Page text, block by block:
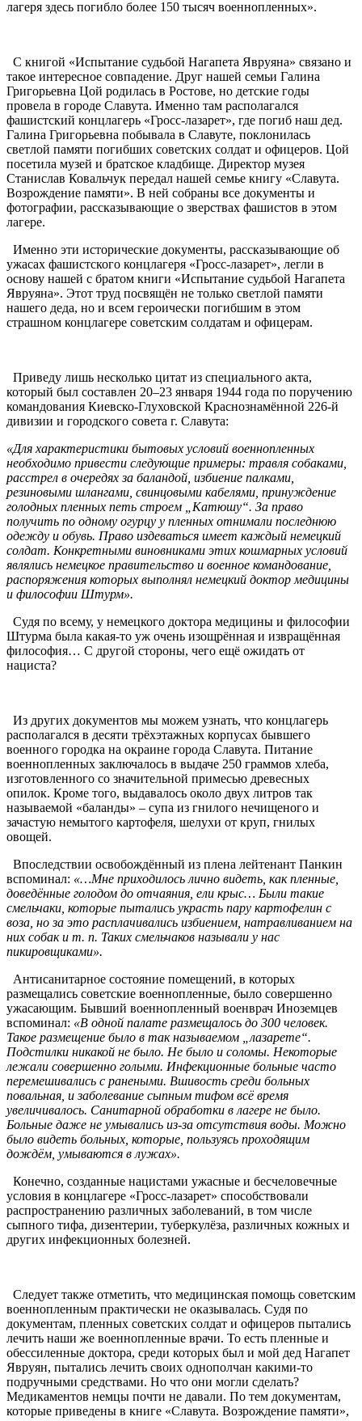
лагеря здесь погибло более 150 тысяч военнопленных».
С книгой «Испытание судьбой Нагапета Явруяна» связано и
такое интересное совпадение. Друг нашей семьи Галина
Григорьевна Цой родилась в Ростове, но детские годы
провела в городе Славута. Именно там располагался
фашистский концлагерь «Гросс-лазарет», где погиб наш дед.
Галина Григорьевна побывала в Славуте, поклонилась
светлой памяти погибших советских солдат и офицеров. Цой
посетила музей и братское кладбище. Директор музея
Станислав Ковальчук передал нашей семье книгу «Славута.
Возрождение памяти». В ней собраны все документы и
фотографии, рассказывающие о зверствах фашистов в этом
лагере.
Именно эти исторические документы, рассказывающие об
ужасах фашистского концлагеря «Гросс-лазарет», легли в
основу нашей с братом книги «Испытание судьбой Нагапета
Явруяна». Этот труд посвящён не только светлой памяти
нашего деда, но и всем героически погибшим в этом
страшном концлагере советским солдатам и офицерам.
Приведу лишь несколько цитат из специального акта,
который был составлен 20–23 января 1944 года по поручению
командования Киевско-Глуховской Краснознамённой 226-й
дивизии и городского совета г. Славута:
«Для характеристики бытовых условий военнопленных
необходимо привести следующие примеры: травля собаками,
расстрел в очередях за баландой, избиение палками,
резиновыми шлангами, свинцовыми кабелями, принуждение
голодных пленных петь строем „Катюшу“. За право
получить по одному огурцу у пленных отнимали последнюю
одежду и обувь. Право издеваться имеет каждый немецкий
солдат. Конкретными виновниками этих кошмарных условий
являлись немецкое правительство и военное командование,
распоряжения которых выполнял немецкий доктор медицины
и философии Штурм».
Судя по всему, у немецкого доктора медицины и философии
Штурма была какая-то уж очень изощрённая и извращённая
философия… С другой стороны, чего ещё ожидать от
нациста?
Из других документов мы можем узнать, что концлагерь
располагался в десяти трёхэтажных корпусах бывшего
военного городка на окраине города Славута. Питание
военнопленных заключалось в выдаче 250 граммов хлеба,
изготовленного со значительной примесью древесных
опилок. Кроме того, выдавалось около двух литров так
называемой «баланды» – супа из гнилого нечищеного и
зачастую немытого картофеля, шелухи от круп, гнилых
овощей.
Впоследствии освобождённый из плена лейтенант Панкин
вспоминал: «…Мне приходилось лично видеть, как пленные,
доведённые голодом до отчаяния, ели крыс… Были такие
смельчаки, которые пытались украсть пару картофелин с
воза, но за это расплачивались избиением, натравливанием на
них собак и т. п. Таких смельчаков называли у нас
пикировщиками».
Антисанитарное состояние помещений, в которых
размещались советские военнопленные, было совершенно
ужасающим. Бывший военнопленный военврач Иноземцев
вспоминал: «В одной палате размещалось до 300 человек.
Такое размещение было в так называемом „лазарете“.
Подстилки никакой не было. Не было и соломы. Некоторые
лежали совершенно голыми. Инфекционные больные часто
перемешивались с ранеными. Вшивость среди больных
повальная, и заболевание сыпным тифом всё время
увеличивалось. Санитарной обработки в лагере не было.
Больные даже не умывались из-за отсутствия воды. Можно
было видеть больных, которые, пользуясь проходящим
дождём, умываются в лужах».
Конечно, созданные нацистами ужасные и бесчеловечные
условия в концлагере «Гросс-лазарет» способствовали
распространению различных заболеваний, в том числе
сыпного тифа, дизентерии, туберкулёза, различных кожных и
других инфекционных болезней.
Следует также отметить, что медицинская помощь советским
военнопленным практически не оказывалась. Судя по
документам, пленных советских солдат и офицеров пытались
лечить наши же военнопленные врачи. То есть пленные и
обессиленные доктора, среди которых был и мой дед Нагапет
Явруян, пытались лечить своих однополчан какими-то
подручными средствами. Но что они могли сделать?
Медикаментов немцы почти не давали. По тем документам,
которые приведены в книге «Славута. Возрождение памяти»,